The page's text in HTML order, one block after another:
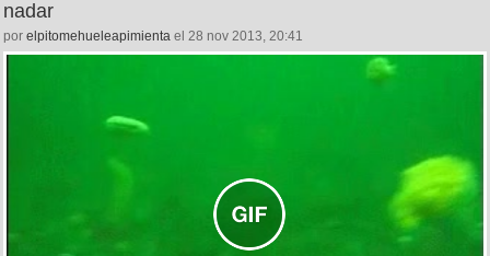
nadar
por elpitomehueleapimienta el 28 nov 2013, 20:41